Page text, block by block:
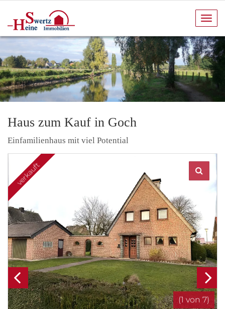
Haus zum Kauf in Goch
Einfamilienhaus mit viel Potential
verkauft
(1 von 7)